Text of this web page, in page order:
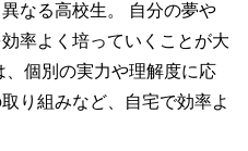
なる高校生。 自分の夢や
率よく培っていくことが大
個別の実力や理解度に応
り組みなど、自宅で効率よ